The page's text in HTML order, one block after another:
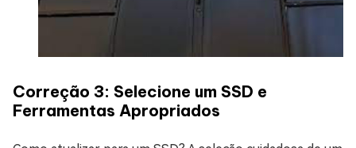
Correção 3: Selecione um SSD e
Ferramentas Apropriados